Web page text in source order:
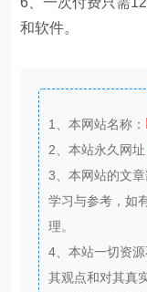
和软件。
1、本网站名称：
2、本站永久网址
3、本网站的文
学习与参考，如
理。
4、本站一切资
其观点和对其真